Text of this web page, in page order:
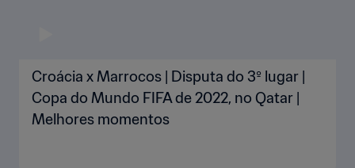
Croácia x Marrocos | Disputa do 3º lugar |
Copa do Mundo FIFA de 2022, no Qatar |
Melhores momentos